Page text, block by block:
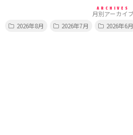
ARCHIVES
月別アーカイブ
2026年8月
2026年7月 2026年6月